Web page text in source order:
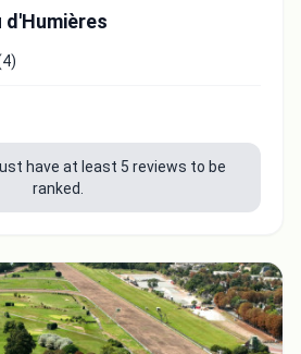
d'Humières
have at least 5 reviews to be
ranked.